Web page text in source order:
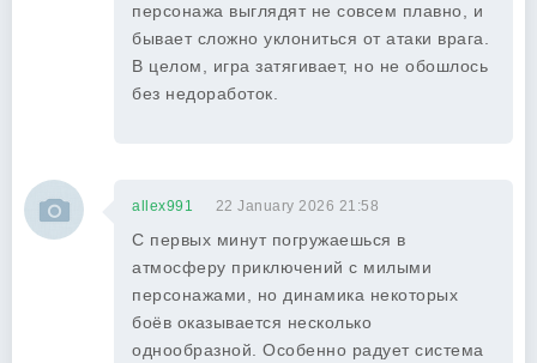
персонажа выглядят не совсем плавно, и
бывает сложно уклониться от атаки врага.
В целом, игра затягивает, но не обошлось
без недоработок.
allex991 22 January 2026 21:58
С первых минут погружаешься в
атмосферу приключений с милыми
персонажами, но динамика некоторых
боёв оказывается несколько
однообразной. Особенно радует система